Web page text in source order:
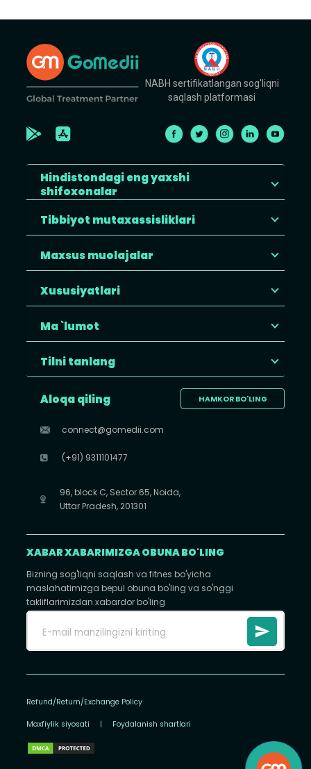
NABH sertifikatlangan sog'liqni
saqlash platformasi
Hindistondagi eng yaxshi
shifoxonalar
Tibbiyot mutaxassisliklari
Maxsus muolajalar
Xususiyatlari
Ma `lumot
Tilni tanlang
HAMKOR BO'LING
Aloqa qiling
connect@gomedii.com
(+91) 9311101477
96, block C, Sector 65, Noida,
Uttar Pradesh, 201301
XABAR XABARIMIZGA OBUNA BO'LING
Bizning sog'liqni saqlash va fitnes bo'yicha
maslahatimizga bepul obuna bo'ling va so'nggi
takliflarimizdan xabardor bo'ling
Refund/Return/Exchange Policy
Maxfiylik siyosati | Foydalanish shartlari